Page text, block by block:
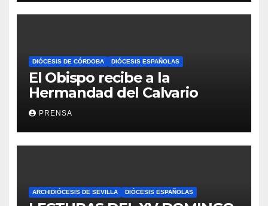
DIÓCESIS DE CÓRDOBA DIÓCESIS ESPAÑOLAS
El Obispo recibe a la
Hermandad del Calvario
PRENSA
ARCHIDIÓCESIS DE SEVILLA DIÓCESIS ESPAÑOLAS